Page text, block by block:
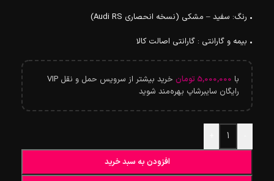
• رنگ: سفید – مشکی (نسخه انحصاری Audi RS)
• بیمه و گارانتی : گارانتی اصالت کالا
با 5,000,000 تومان
خرید بیشتر از سرویس حمل و نقل VIP
رایگان سایبرشاپ بهره‌مند شوید
افزودن به سبد خرید